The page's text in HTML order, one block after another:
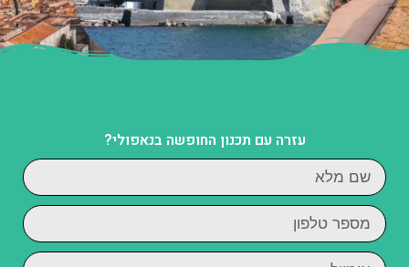
עזרה עם תכנון החופשה בנאפולי?